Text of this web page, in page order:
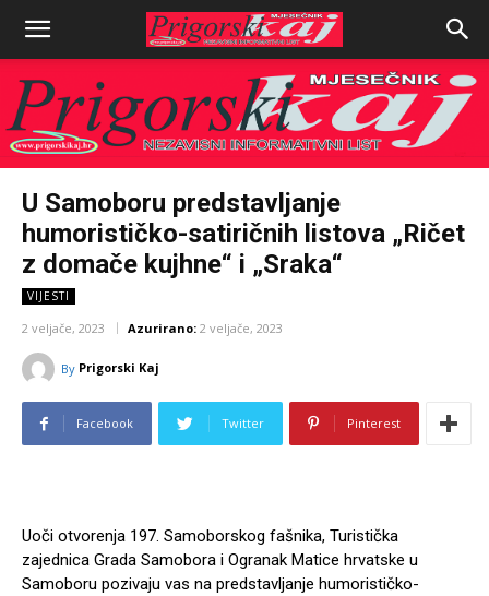
U Samoboru predstavljanje
humorističko-satiričnih listova „Ričet
z domače kujhne“ i „Sraka“
VIJESTI
2 veljače, 2023 Azurirano: 2 veljače, 2023
By Prigorski Kaj
Facebook Twitter Pinterest
Uoči otvorenja 197. Samoborskog fašnika, Turistička
zajednica Grada Samobora i Ogranak Matice hrvatske u
Samoboru pozivaju vas na predstavljanje humorističko-